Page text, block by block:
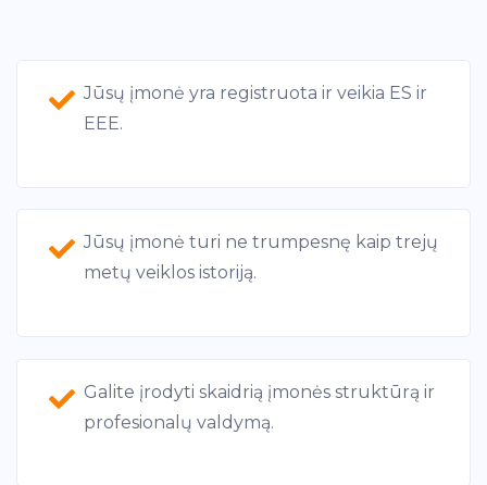
Jūsų įmonė yra registruota ir veikia ES ir
EEE.
Jūsų įmonė turi ne trumpesnę kaip trejų
metų veiklos istoriją.
Galite įrodyti skaidrią įmonės struktūrą ir
profesionalų valdymą.